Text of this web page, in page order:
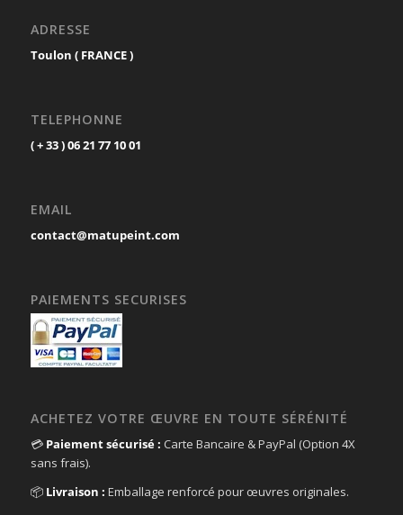
ADRESSE
Toulon ( FRANCE )
TELEPHONNE
( + 33 ) 06 21 77 10 01
EMAIL
contact@matupeint.com
PAIEMENTS SECURISES
ACHETEZ VOTRE ŒUVRE EN TOUTE SÉRÉNITÉ
💳 Paiement sécurisé : Carte Bancaire & PayPal (Option 4X
sans frais).
📦 Livraison : Emballage renforcé pour œuvres originales.